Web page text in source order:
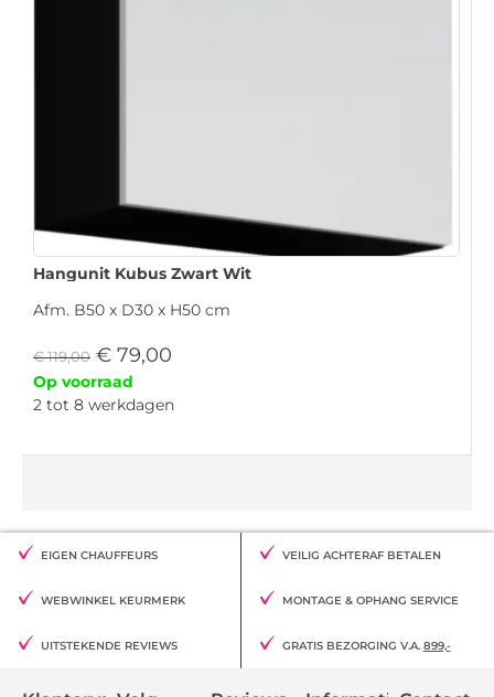
Hangunit Kubus Zwart Wit
Afm. B50 x D30 x H50 cm
€119,00 € 79,00
Op voorraad
2 tot 8 werkdagen
EIGEN CHAUFFEURS VEILIG ACHTERAF BETALEN
WEBWINKEL KEURMERK MONTAGE & OPHANG SERVICE
UITSTEKENDE REVIEWS GRATIS BEZORGING V.A. 899,-